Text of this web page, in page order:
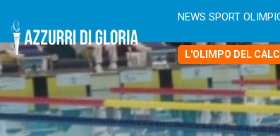
NEWS SPORT
L'OLIMPO DEL